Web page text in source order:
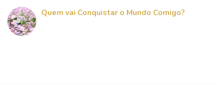
Quem vai Conquistar o Mundo Comigo?